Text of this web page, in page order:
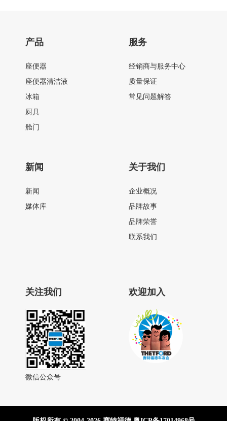
产品
座便器
座便器清洁液
冰箱
厨具
舱门
服务
经销商与服务中心
质量保证
常见问题解答
新闻
新闻
媒体库
关于我们
企业概况
品牌故事
品牌荣誉
联系我们
关注我们
微信公众号
欢迎加入